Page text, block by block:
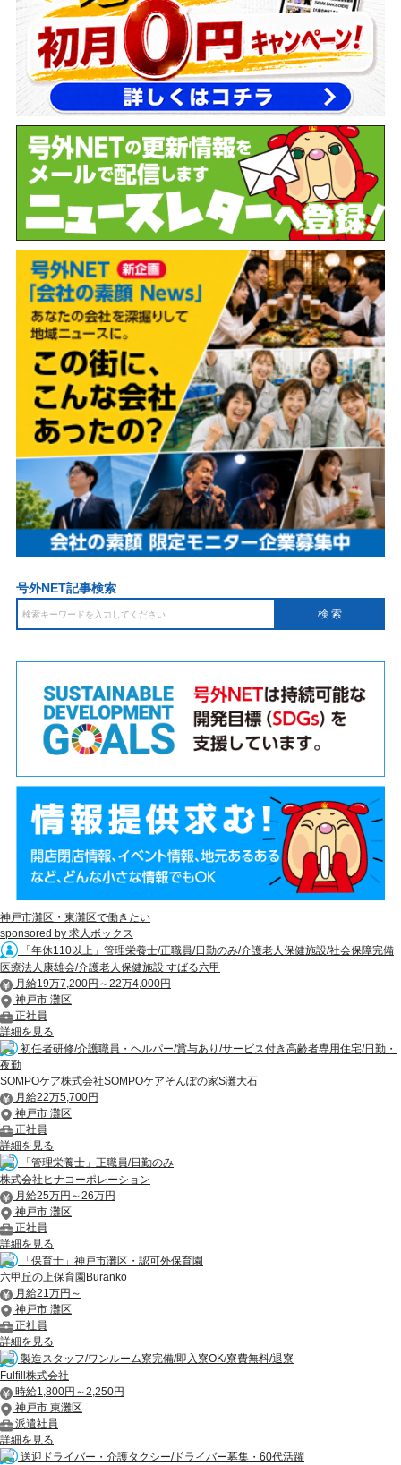
号外NET記事検索
神戸市灘区・東灘区で働きたい
sponsored by 求人ボックス
「年休110以上」管理栄養士/正職員/日勤のみ/介護老人保健施設/社会保障完備
医療法人康雄会/介護老人保健施設 すばる六甲
月給19万7,200円～22万4,000円
神戸市 灘区
正社員
詳細を見る
初任者研修/介護職員・ヘルパー/賞与あり/サービス付き高齢者専用住宅/日勤・
夜勤
SOMPOケア株式会社SOMPOケアそんぽの家S灘大石
月給22万5,700円
神戸市 灘区
正社員
詳細を見る
「管理栄養士」正職員/日勤のみ
株式会社ヒナコーポレーション
月給25万円～26万円
神戸市 灘区
正社員
詳細を見る
「保育士」神戸市灘区・認可外保育園
六甲丘の上保育園Buranko
月給21万円～
神戸市 灘区
正社員
詳細を見る
製造スタッフ/ワンルーム寮完備/即入寮OK/寮費無料/退寮
Fulfill株式会社
時給1,800円～2,250円
神戸市 東灘区
派遣社員
詳細を見る
送迎ドライバー・介護タクシー/ドライバー募集・60代活躍